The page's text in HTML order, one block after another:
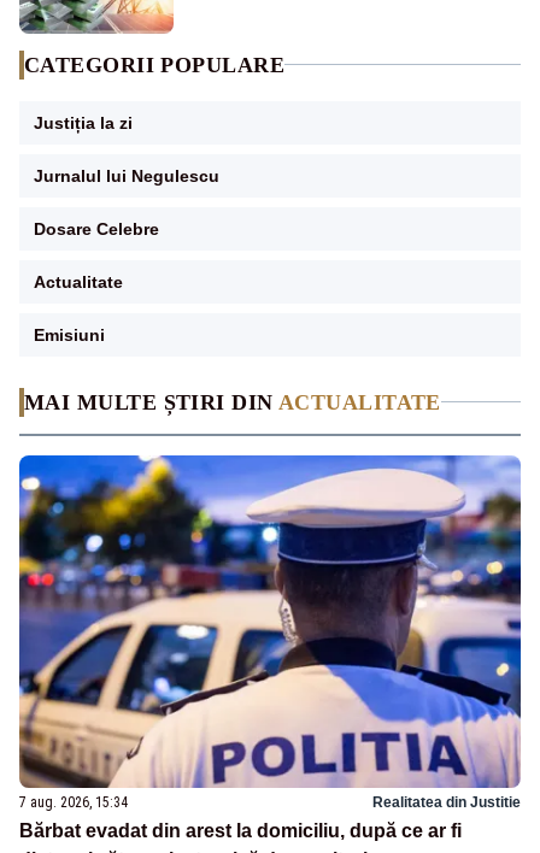
MAI MULTE ȘTIRI DIN ACTUALITATE
7 aug. 2026, 15:34 Realitatea din Justitie
Bărbat evadat din arest la domiciliu, după ce ar fi
CATEGORII POPULARE
Justiția la zi
Jurnalul lui Negulescu
Dosare Celebre
Actualitate
Emisiuni